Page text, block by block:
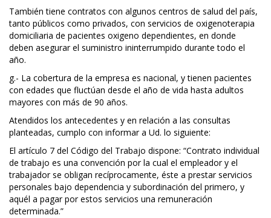
También tiene contratos con algunos centros de salud del país,
tanto públicos como privados, con servicios de oxigenoterapia
domiciliaria de pacientes oxigeno dependientes, en donde
deben asegurar el suministro ininterrumpido durante todo el
año.
g.- La cobertura de la empresa es nacional, y tienen pacientes
con edades que fluctúan desde el año de vida hasta adultos
mayores con más de 90 años.
Atendidos los antecedentes y en relación a las consultas
planteadas, cumplo con informar a Ud. lo siguiente:
El artículo 7 del Código del Trabajo dispone: “Contrato individual
de trabajo es una convención por la cual el empleador y el
trabajador se obligan recíprocamente, éste a prestar servicios
personales bajo dependencia y subordinación del primero, y
aquél a pagar por estos servicios una remuneración
determinada.”